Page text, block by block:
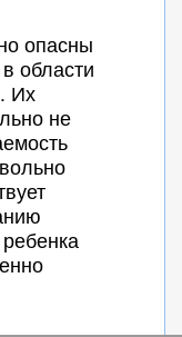
опасны
области
Их
не